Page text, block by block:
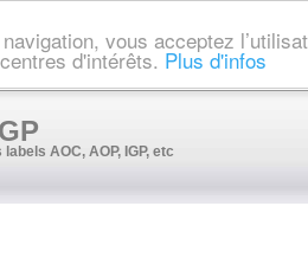
vous acceptez
d'intérêts. Plus d'infos
AOC, AOP, IGP, etc